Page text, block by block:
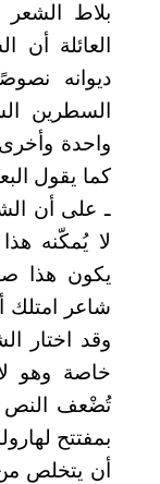
بلاط الشعر
العائلة
ديوانه
السطرين
واحدة
كما يقول
ـ على أن
لا يُمكّنه
يكون هذا
شاعر امتلك
وقد اختار
خاصة وهو
تُضْعف النص
بمفتتح
أن يتخلص